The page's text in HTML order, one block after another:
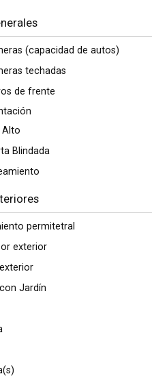
(capacidad de autos)
techadas
de frente
Alto
Blindada
permitetral
exterior
Jardín